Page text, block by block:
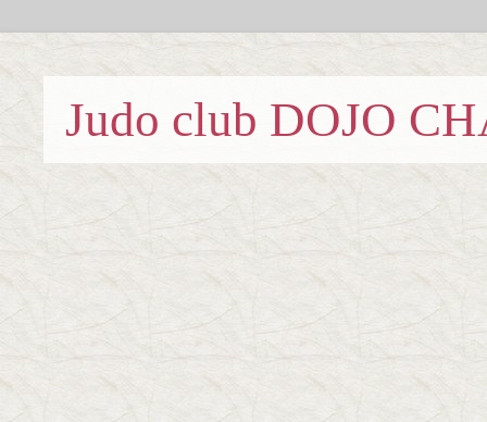
Judo club DOJO